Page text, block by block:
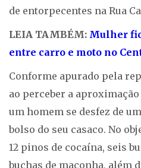
de entorpecentes na Rua
LEIA TAMBÉM: Mulher
entre carro e moto no
Conforme apurado pela
ao perceber a
um homem se desfez de
bolso do seu casaco. No
12 pinos de cocaína, seis
buchas de maconha, além